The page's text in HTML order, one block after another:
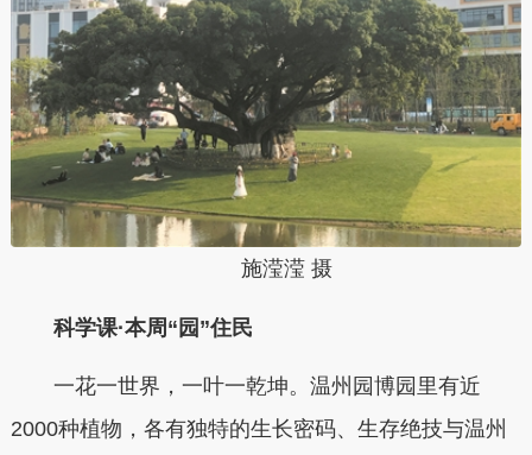
施滢滢 摄
科学课·本周“园”住民
一花一世界，一叶一乾坤。温州园博园里有近
2000种植物，各有独特的生长密码、生存绝技与温州